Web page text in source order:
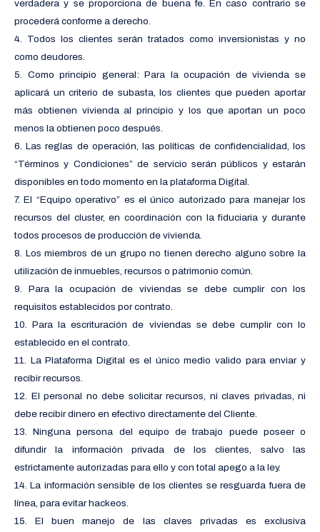
verdadera y se proporciona de buena fe. En caso contrario se
procederá conforme a derecho.
4. Todos los clientes serán tratados como inversionistas y no
como deudores.
5. Como principio general: Para la ocupación de vivienda se
aplicará un criterio de subasta, los clientes que pueden aportar
más obtienen vivienda al principio y los que aportan un poco
menos la obtienen poco después.
6. Las reglas de operación, las políticas de confidencialidad, los
“Términos y Condiciones” de servicio serán públicos y estarán
disponibles en todo momento en la plataforma Digital.
7. El “Equipo operativo” es el único autorizado para manejar los
recursos del cluster, en coordinación con la fiduciaria y durante
todos procesos de producción de vivienda.
8. Los miembros de un grupo no tienen derecho alguno sobre la
utilización de inmuebles, recursos o patrimonio común.
9. Para la ocupación de viviendas se debe cumplir con los
requisitos establecidos por contrato.
10. Para la escrituración de viviendas se debe cumplir con lo
establecido en el contrato.
11. La Plataforma Digital es el único medio valido para enviar y
recibir recursos.
12. El personal no debe solicitar recursos, ni claves privadas, ni
debe recibir dinero en efectivo directamente del Cliente.
13. Ninguna persona del equipo de trabajo puede poseer o
difundir la información privada de los clientes, salvo las
estrictamente autorizadas para ello y con total apego a la ley.
14. La información sensible de los clientes se resguarda fuera de
línea, para evitar hackeos.
15. El buen manejo de las claves privadas es exclusiva